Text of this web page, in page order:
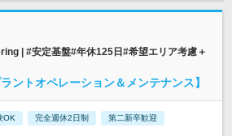
| #安定基盤#年休125日#希望エリア考慮＋
ントオペレーション＆メンテナンス】
OK 完全週休2日制 第二新卒歓迎